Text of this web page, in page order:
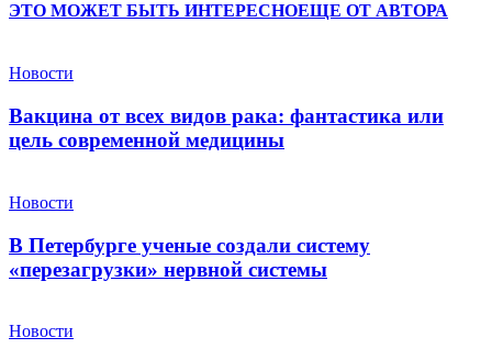
ЭТО МОЖЕТ БЫТЬ ИНТЕРЕСНОЕЩЕ ОТ АВТОРА
Новости
Вакцина от всех видов рака: фантастика или
цель современной медицины
Новости
В Петербурге ученые создали систему
«перезагрузки» нервной системы
Новости